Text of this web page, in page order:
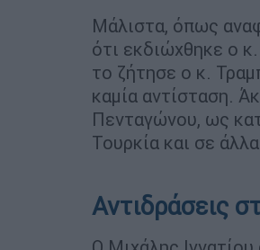
Μάλιστα, όπως
ότι εκδιώχθηκε ο
το ζήτησε ο κ.
καμία αντίσταση.
Πενταγώνου, ως
Τουρκία και σε
Αντιδράσεις